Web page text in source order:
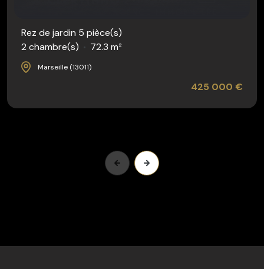
Rez de jardin 5 pièce(s)
2 chambre(s)
72.3 m²
Marseille (13011)
425 000 €